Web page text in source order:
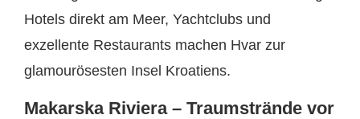
Hotels direkt am Meer, Yachtclubs und
exzellente Restaurants machen Hvar zur
glamourösesten Insel Kroatiens.
Makarska Riviera – Traumstrände vor